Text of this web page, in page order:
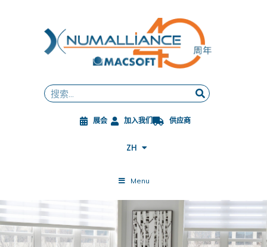
Search
展会 加入我们 供应商
ZH
FR
DE
ES
PL
ES-MX
Menu